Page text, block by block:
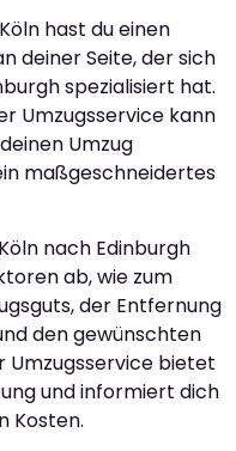
hast du einen
deiner Seite, der sich
spezialisiert hat.
Umzugsservice kann
Umzug
maßgeschneidertes
nach Edinburgh
ab, wie zum
der Entfernung
den gewünschten
Umzugsservice bietet
und informiert dich
Kosten.